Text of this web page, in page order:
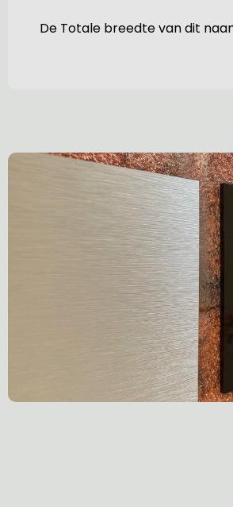
De Totale breedte van dit